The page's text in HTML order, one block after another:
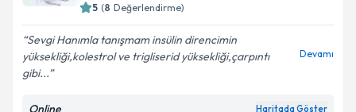
5 (8 Değerlendirme)
Sevgi Hanımla tanışmam insülin direncimin
yüksekliği,kolestrol ve trigliserid yüksekliği,çarpıntı
gibi...
Devamı
Online Haritada Göster